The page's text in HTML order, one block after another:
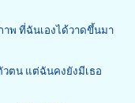
าพ ที่ฉันเองได้วาดขึ้นมา
วตน แต่ฉันคงยังมีเธอ